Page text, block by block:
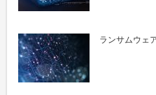
ランサムウェ